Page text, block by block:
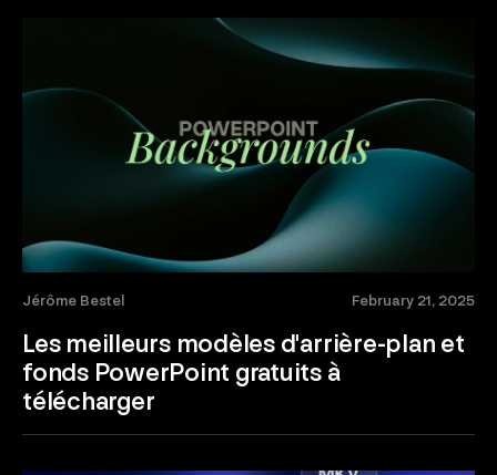
Jérôme Bestel February 21, 2025
Les meilleurs modèles d'arrière-plan et
fonds PowerPoint gratuits à
télécharger